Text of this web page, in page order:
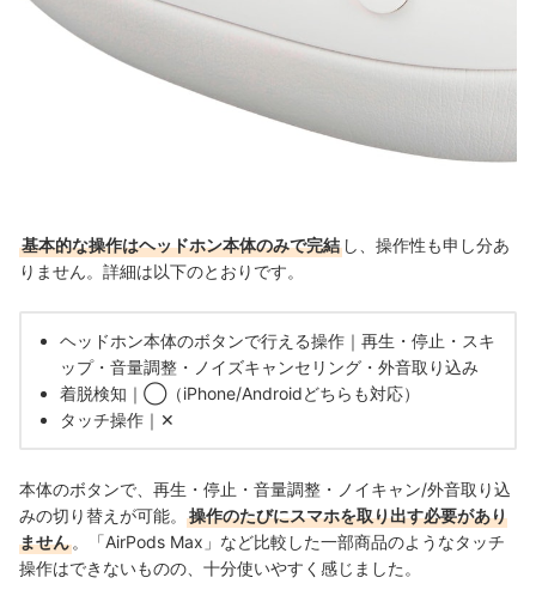
基本的な操作はヘッドホン本体のみで完結 し、操作性も申し分あ
りません。詳細は以下のとおりです。
ヘッドホン本体のボタンで行える操作｜再生・停止・スキ
ップ・音量調整・ノイズキャンセリング・外音取り込み
着脱検知｜◯（iPhone/Androidどちらも対応）
タッチ操作｜✕
本体のボタンで、再生・停止・音量調整・ノイキャン/外音取り込
みの切り替えが可能。
操作のたびにスマホを取り出す必要があり
ません 。「AirPods Max」など比較した一部商品のようなタッチ
操作はできないものの、十分使いやすく感じました。